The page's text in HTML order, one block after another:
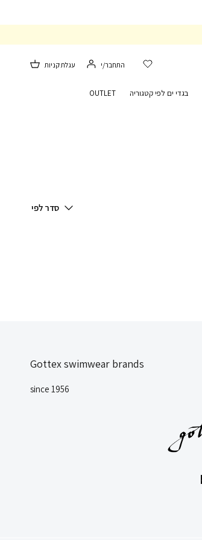
התחבר/י עגלת קניות
בגדי ים לפי קטגוריה OUTLET
סדר לפי
Gottex swimwear brands
since 1956